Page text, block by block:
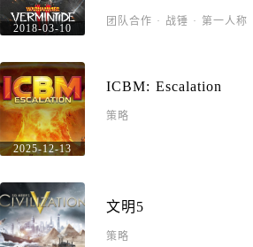
2018-03-10
团队合作 · 战锤 · 第一人称
2025-12-13
ICBM: Escalation
策略
文明5
策略